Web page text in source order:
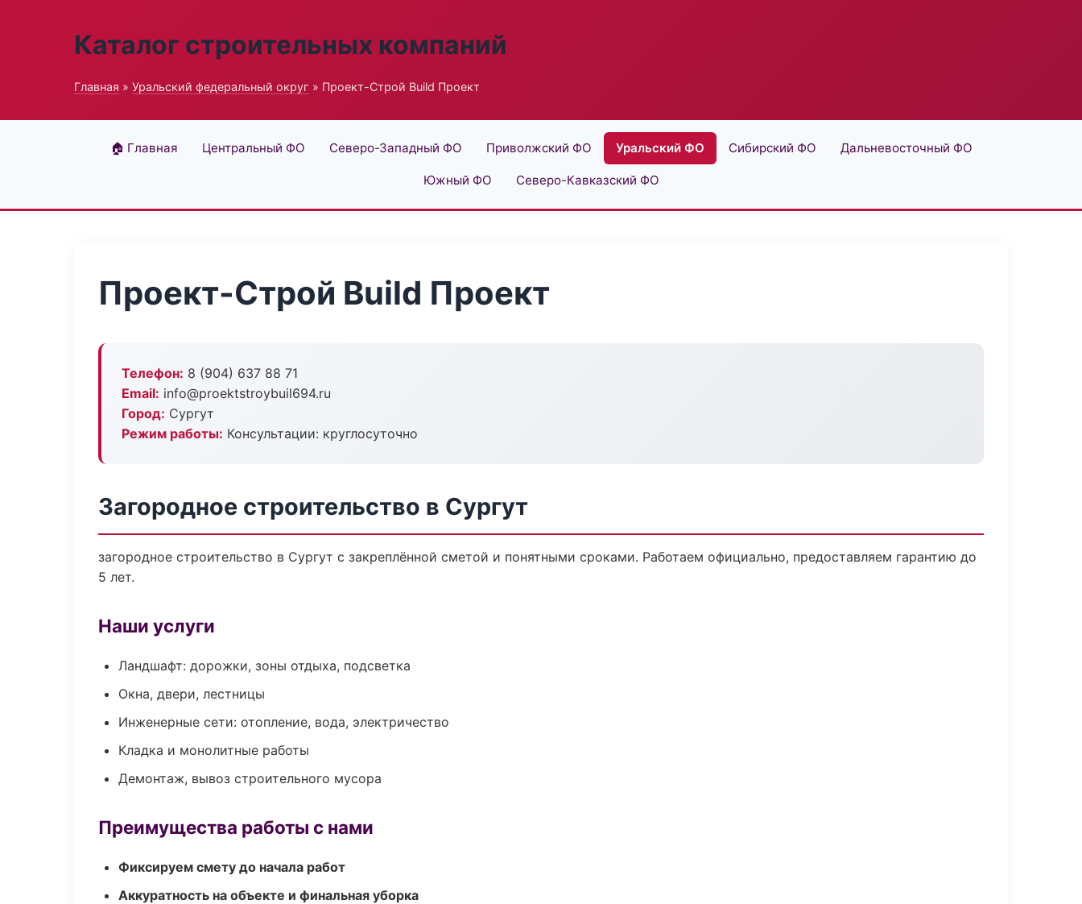
Каталог строительных компаний
Главная » Уральский федеральный округ » Проект-Строй Build Проект
🏠 Главная Центральный ФО Северо-Западный ФО Приволжский ФО Уральский ФО Сибирский ФО Дальневосточный ФО
Южный ФО Северо-Кавказский ФО
Проект-Строй Build Проект
Телефон: 8 (904) 637 88 71
Email: info@proektstroybuil694.ru
Город: Сургут
Режим работы: Консультации: круглосуточно
Загородное строительство в Сургут
загородное строительство в Сургут с закреплённой сметой и понятными сроками. Работаем официально, предоставляем гарантию до
5 лет.
Наши услуги
Ландшафт: дорожки, зоны отдыха, подсветка
Окна, двери, лестницы
Инженерные сети: отопление, вода, электричество
Кладка и монолитные работы
Демонтаж, вывоз строительного мусора
Преимущества работы с нами
Фиксируем смету до начала работ
Аккуратность на объекте и финальная уборка